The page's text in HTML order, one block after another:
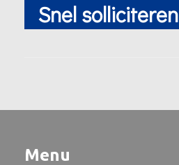
Snel solliciteren
Menu